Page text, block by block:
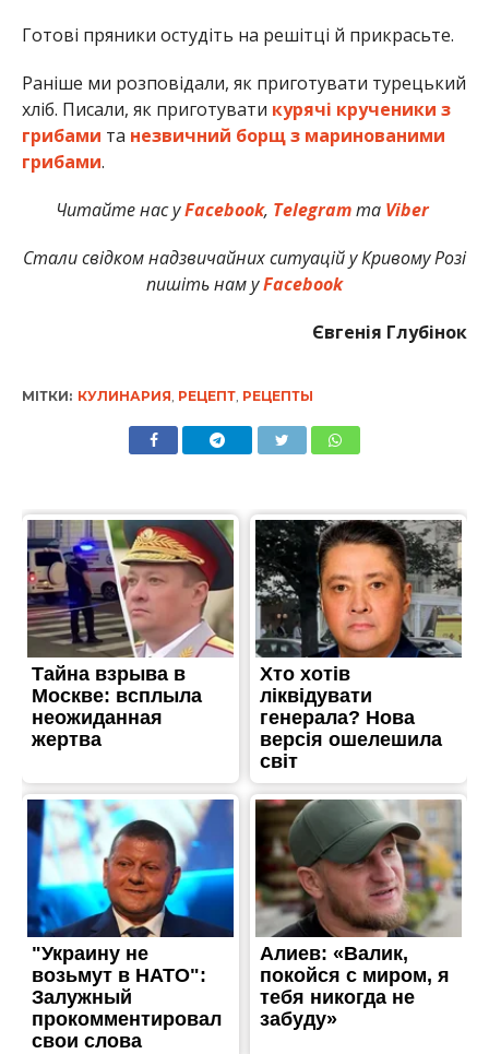
Готові пряники остудіть на решітці й прикрасьте.
Раніше ми розповідали, як приготувати турецький
хліб. Писали, як приготувати курячі крученики з
грибами та незвичний борщ з маринованими
грибами.
Читайте нас уFacebook, Telegramта Viber
Стали свідком надзвичайних ситуацій у Кривому Розі
пишіть нам уFacebook
Євгенія Глубінок
МІТКИ: КУЛИНАРИЯ РЕЦЕПТ, РЕЦЕПТЫ